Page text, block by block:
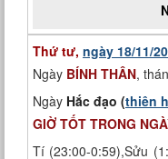
Thứ tư, ngày 18/11/
Ngày BÍNH THÂN,
Ngày Hắc đạo (thiên
GIỜ TỐT TRONG
Tí (23:00-0:59),Sửu